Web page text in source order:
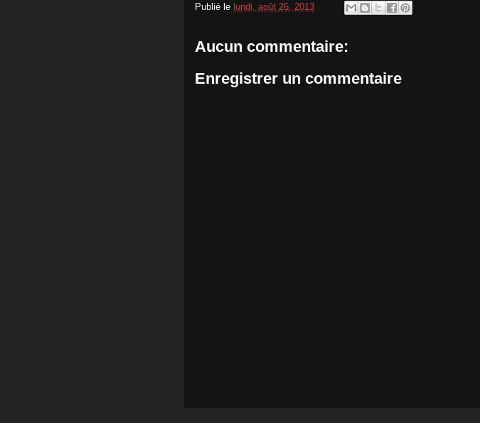
Publié le lundi, août 26, 2013
Aucun commentaire:
Enregistrer un commentaire